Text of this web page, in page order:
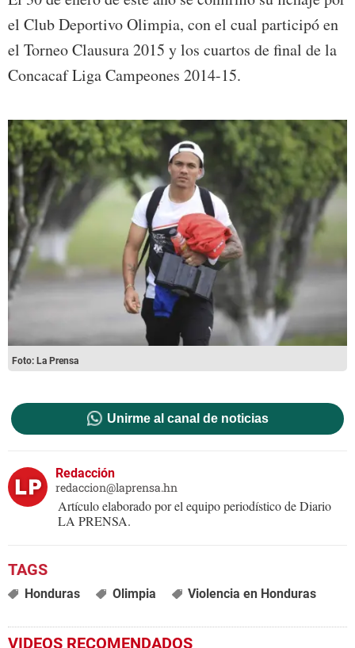
el Club Deportivo Olimpia, con el cual participó en
el Torneo Clausura 2015 y los cuartos de final de la
Concacaf Liga Campeones 2014-15.
Foto: La Prensa
Unirme al canal de noticias
Redacción
redaccion@laprensa.hn
Artículo elaborado por el equipo periodístico de Diario
LA PRENSA.
Honduras Olimpia Violencia en Honduras
VIDEOS RECOMENDADOS